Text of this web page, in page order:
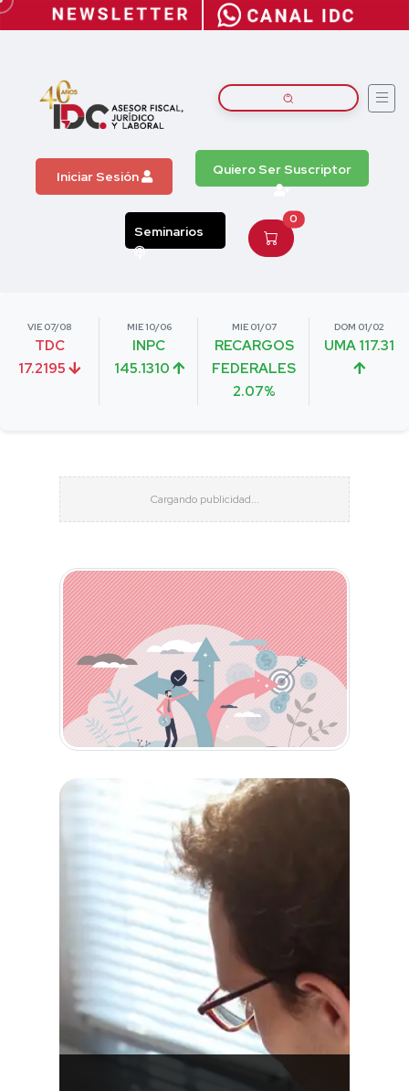
Iniciar Sesión Quiero Ser Suscriptor
Seminarios
0
VIE 07/08
TDC
17.2195
MIE 10/06
INPC
145.1310
MIE 01/07
RECARGOS
FEDERALES
2.07%
DOM 01/02
UMA 117.31